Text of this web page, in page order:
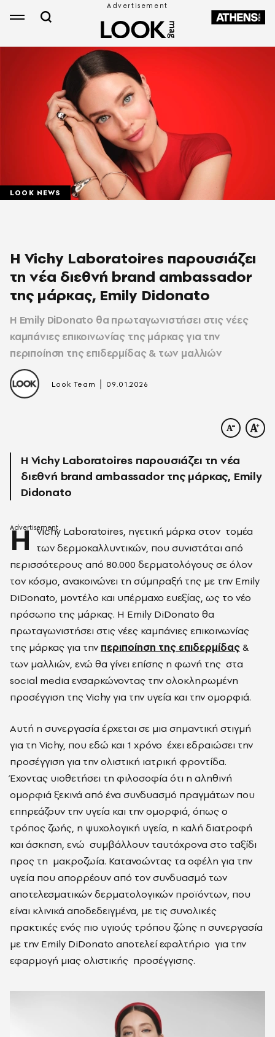
LOOK NEWS
Η Vichy Laboratoires παρουσιάζει
τη νέα διεθνή brand ambassador
της μάρκας, Emily Didonato
Η Emily DiDonato θα πρωταγωνιστήσει στις νέες
καμπάνιες επικοινωνίας της μάρκας για την
περιποίηση της επιδερμίδας & των μαλλιών
Look Team 09.01.2026
Η Vichy Laboratoires παρουσιάζει τη νέα
διεθνή brand ambassador της μάρκας, Emily
Didonato
Η Vichy Laboratoires, ηγετική μάρκα στον τομέα
των δερμοκαλλυντικών, που συνιστάται από
περισσότερους από 80.000 δερματολόγους σε όλον
τον κόσμο, ανακοινώνει τη σύμπραξή της με την Emily
DiDonato, μοντέλο και υπέρμαχο ευεξίας, ως το νέο
πρόσωπο της μάρκας. Η Emily DiDonato θα
πρωταγωνιστήσει στις νέες καμπάνιες επικοινωνίας
της μάρκας για την περιποίηση της επιδερμίδας&
των μαλλιών, ενώ θα γίνει επίσης η φωνή της στα
social media ενσαρκώνοντας την ολοκληρωμένη
προσέγγιση της Vichy για την υγεία και την ομορφιά.
Αυτή η συνεργασία έρχεται σε μια σημαντική στιγμή
για τη Vichy, που εδώ και 1 χρόνο έχει εδραιώσει την
προσέγγιση για την ολιστική ιατρική φροντίδα.
Έχοντας υιοθετήσει τη φιλοσοφία ότι η αληθινή
ομορφιά ξεκινά από ένα συνδυασμό πραγμάτων που
επηρεάζουν την υγεία και την ομορφιά, όπως ο
τρόπος ζωής, η ψυχολογική υγεία, η καλή διατροφή
και άσκηση, ενώ συμβάλλουν ταυτόχρονα στο ταξίδι
προς τη μακροζωία. Κατανοώντας τα οφέλη για την
υγεία που απορρέουν από τον συνδυασμό των
αποτελεσματικών δερματολογικών προϊόντων, που
είναι κλινικά αποδεδειγμένα, με τις συνολικές
πρακτικές ενός πιο υγιούς τρόπου ζώης η συνεργασία
με την Emily DiDonato αποτελεί εφαλτήριο για την
εφαρμογή μιας ολιστικής προσέγγισης.